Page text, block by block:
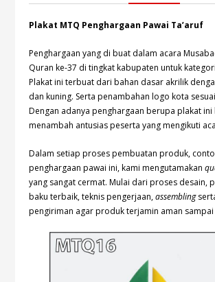
Plakat MTQ Penghargaan Pawai Ta’aruf
Penghargaan yang di buat dalam acara
Quran ke-37 di tingkat kabupaten untuk
Plakat ini terbuat dari bahan dasar akrilik
dan kuning. Serta penambahan logo kota
Dengan adanya penghargaan berupa plakat
menambah antusias peserta yang mengikuti
Dalam setiap proses pembuatan produk,
penghargaan pawai ini, kami mengutamakan
yang sangat cermat. Mulai dari proses desain,
baku terbaik, teknis pengerjaan,assembling
pengiriman agar produk terjamin aman sampai